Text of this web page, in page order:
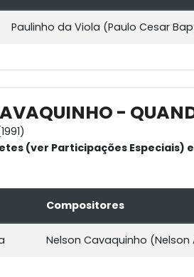
Paulinho da Viola (Paulo Cesar
-
(ver Participações Especiais)
Compositores
Nelson Cavaquinho